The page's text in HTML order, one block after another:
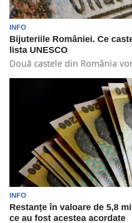
INFO
Bijuteriile României. Ce
lista UNESCO
Două castele din România
INFO
Restanțe în valoare de 5,8
ce au fost acestea acordate